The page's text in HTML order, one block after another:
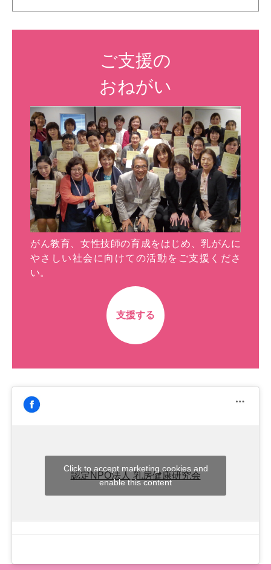
ご支援の
おねがい
がん教育、女性技師の育成をはじめ、乳がんに
やさしい社会に向けての活動をご支援くださ
い。
支援する
認定NPO法人 乳房健康研究会
Click to accept marketing cookies and
enable this content